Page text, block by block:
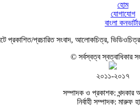
হোম
যোগাযোগ
বাংলা
প্রকাশিত/প্রচারিত সংবাদ, আলোকচিত্র,
© সর্বস্বত্ব স্বত্বাধিকার
২০১১-২০১৭
সম্পাদক ও প্রকাশক: খন্দকার
নির্বাহী সম্পাদক: মারুফ